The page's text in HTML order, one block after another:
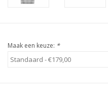
Maak een keuze: *